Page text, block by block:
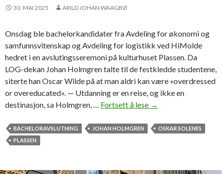
r
e
p
l
e
e
r
30. MAI 2025 ARILD JOHAN WAAGBØ
Onsdag ble bachelorkandidater fra Avdeling for økonomi og
samfunnsvitenskap og Avdeling for logistikk ved HiMolde
hedret i en avslutingsseremoni på kulturhuset Plassen. Da
LOG-dekan Johan Holmgren talte til de festkledde studentene,
siterte han Oscar Wilde på at man aldri kan være «overdressed
or overeducated». — Utdanning er en reise, og ikke en
destinasjon, sa Holmgren, … Fortsett å lese H
d
→
BACHELORAVSLUTNING JOHAN HOLMGREN
OSKAR SOLENES
PLASSEN